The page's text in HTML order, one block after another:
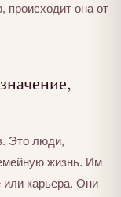
происходит она от
Это люди,
жизнь. Им
или карьера. Они